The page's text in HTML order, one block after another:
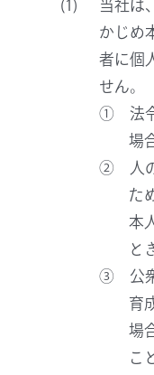
当社は
かじめ
者に個
せん。
① 法令
場
② 人の
た
本
と
③ 公衆
育
場
こ